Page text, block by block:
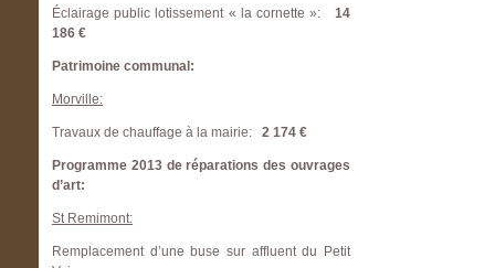
Éclairage public lotissement « la cornette »: 14
186 €
Patrimoine communal:
Morville:
Travaux de chauffage à la mairie: 2 174 €
Programme 2013 de réparations des ouvrages
d’art:
St Remimont:
Remplacement d’une buse sur affluent du Petit